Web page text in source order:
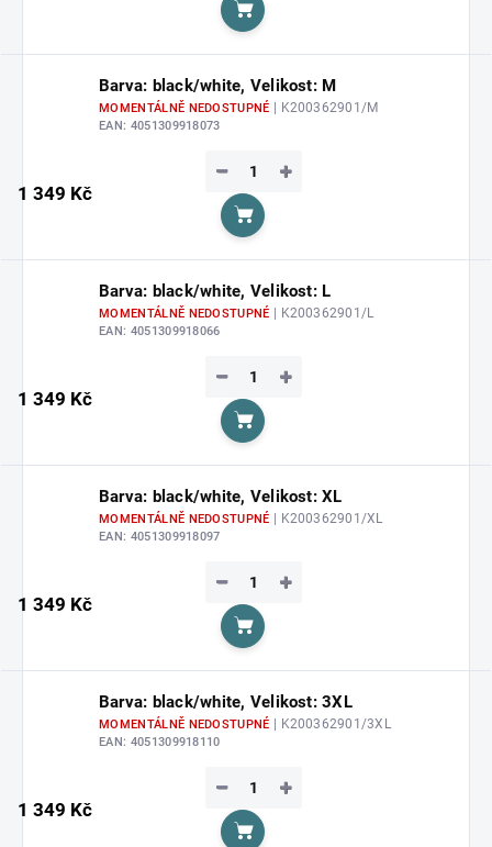
Do košíku
Barva: black/white, Velikost: M
MOMENTÁLNĚ NEDOSTUPNÉ | K200362901/M
EAN: 4051309918073
1 349 Kč
+
−
Do košíku
Barva: black/white, Velikost: L
MOMENTÁLNĚ NEDOSTUPNÉ | K200362901/L
EAN: 4051309918066
1 349 Kč
+
−
Do košíku
Barva: black/white, Velikost: XL
MOMENTÁLNĚ NEDOSTUPNÉ | K200362901/XL
EAN: 4051309918097
1 349 Kč
+
−
Do košíku
Barva: black/white, Velikost: 3XL
MOMENTÁLNĚ NEDOSTUPNÉ | K200362901/3XL
EAN: 4051309918110
1 349 Kč
+
−